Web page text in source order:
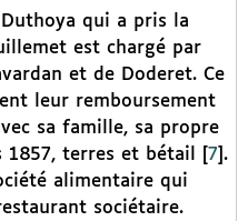
qui a pris la
est chargé par
et de Doderet. Ce
leur remboursement
sa famille, sa propre
terres et bétail
7 .
alimentaire qui
sociétaire.